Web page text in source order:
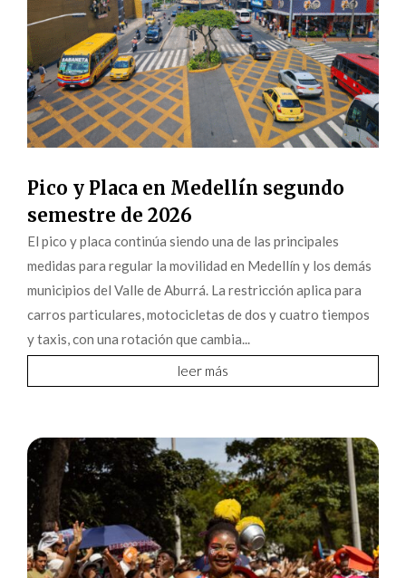
Pico y Placa en Medellín segundo
semestre de 2026
El pico y placa continúa siendo una de las principales
medidas para regular la movilidad en Medellín y los demás
municipios del Valle de Aburrá. La restricción aplica para
carros particulares, motocicletas de dos y cuatro tiempos
y taxis, con una rotación que cambia...
leer más